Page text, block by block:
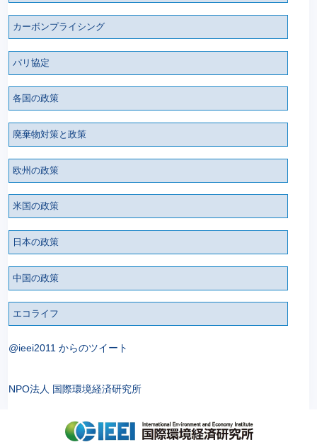
カーボンプライシング
パリ協定
各国の政策
廃棄物対策と政策
欧州の政策
米国の政策
日本の政策
中国の政策
エコライフ
@ieei2011 からのツイート
NPO法人 国際環境経済研究所